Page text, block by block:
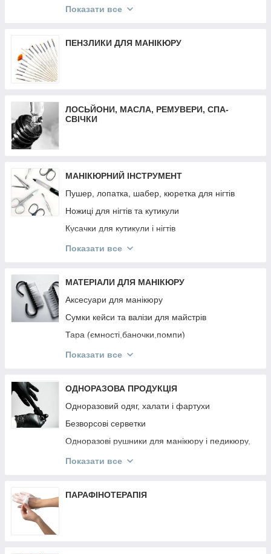
Трафарети для френча, дизайну, аерографії
Втирка
Матеріали для депіляції
Засоби до та після депіляції
Показати все
ПЕНЗЛИКИ ДЛЯ МАНІКЮРУ
ЛОСЬЙОНИ, МАСЛА, РЕМУВЕРИ, СПА-
СВІЧКИ
МАНІКЮРНИЙ ІНСТРУМЕНТ
Пушер, лопатка, шабер, кюретка для нігтів
Ножиці для нігтів та кутикули
Кусачки для кутикули і нігтів
Манікюрні набори
Інструмент OSTRO
Показати все
МАТЕРІАЛИ ДЛЯ МАНІКЮРУ
Аксесуари для манікюру
Сумки кейси та валізи для майстрів
Тара (ємності,баночки,помпи)
Підлокітники
Показати все
ОДНОРАЗОВА ПРОДУКЦІЯ
Одноразовий одяг, халати і фартухи
Безворсові серветки
Одноразові рушники для манікюру і педикюру,
Показати все
ПАРАФІНОТЕРАПІЯ